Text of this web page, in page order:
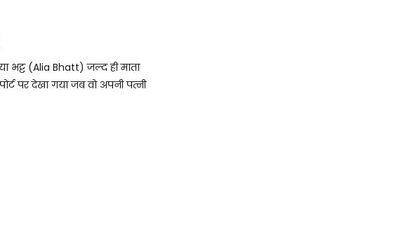
(Alia Bhatt) जल्द ही माता
पर देखा गया जब वो अपनी पत्नी